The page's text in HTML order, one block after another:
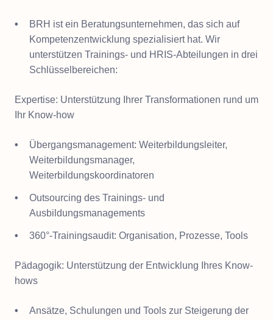
BRH ist ein Beratungsunternehmen, das sich auf
Kompetenzentwicklung spezialisiert hat. Wir
unterstützen Trainings- und HRIS-Abteilungen in drei
Schlüsselbereichen:
Expertise: Unterstützung Ihrer Transformationen rund um
Ihr Know-how
Übergangsmanagement: Weiterbildungsleiter,
Weiterbildungsmanager,
Weiterbildungskoordinatoren
Outsourcing des Trainings- und
Ausbildungsmanagements
360°-Trainingsaudit: Organisation, Prozesse, Tools
Pädagogik: Unterstützung der Entwicklung Ihres Know-
hows
Ansätze, Schulungen und Tools zur Steigerung der